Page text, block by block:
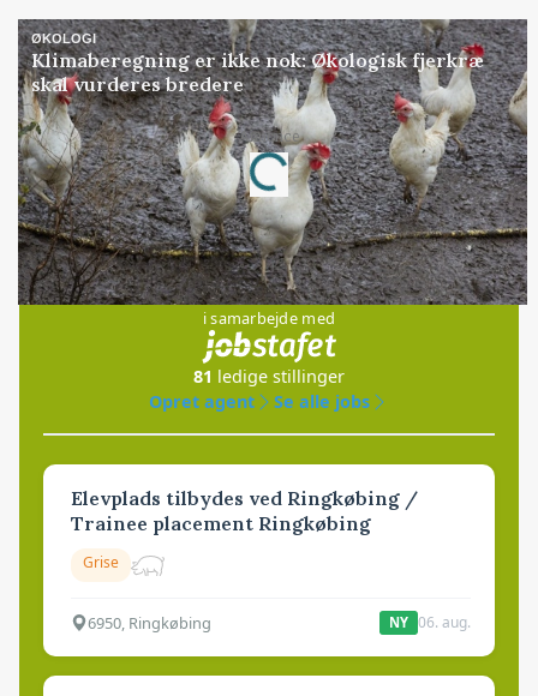
ØKOLOGI
Klimaberegning er ikke nok: Økologisk fjerkræ
skal vurderes bredere
Annonce
Loading...
Jobs
i samarbejde med
81 ledige stillinger
Opret agent
Se alle jobs
Elevplads tilbydes ved Ringkøbing /
Trainee placement Ringkøbing
Grise
6950, Ringkøbing NY 06. aug.